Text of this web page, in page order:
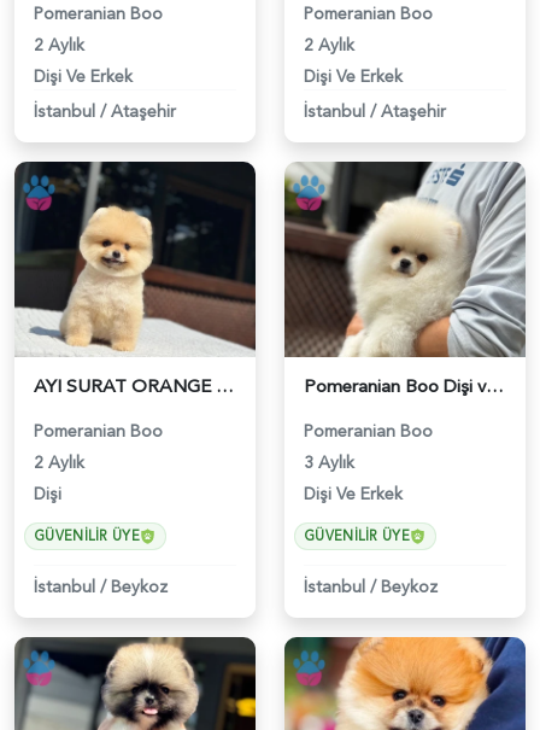
Pomeranian Boo
2 Aylık
Dişi Ve Erkek
İstanbul /Ataşehir
Pomeranian Boo
2 Aylık
Dişi Ve Erkek
İstanbul /Ataşehir
AYI SURAT ORANGE POMERANIAN BOO | RUHSATLI ÜRETİM ÇİFTLİĞİ - 6202
Pomeranian Boo
2 Aylık
Dişi
GÜVENILIR ÜYE
İstanbul /Beykoz
Pomeranian Boo Dişi ve Erkek Bebeklerimiz - 6179
Pomeranian Boo
3 Aylık
Dişi Ve Erkek
GÜVENILIR ÜYE
İstanbul /Beykoz